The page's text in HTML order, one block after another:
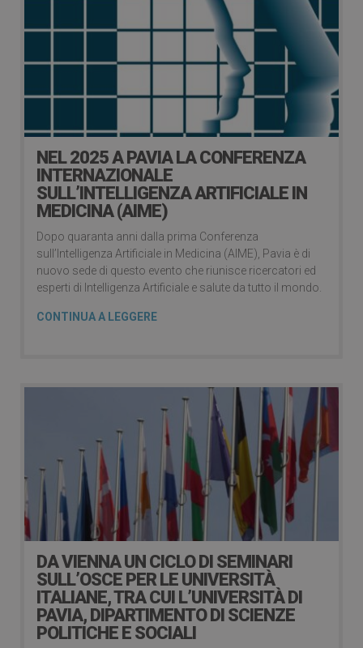
NEL 2025 A PAVIA LA CONFERENZA
INTERNAZIONALE
SULL’INTELLIGENZA ARTIFICIALE IN
MEDICINA (AIME)
Dopo quaranta anni dalla prima Conferenza
sull’Intelligenza Artificiale in Medicina (AIME), Pavia è di
nuovo sede di questo evento che riunisce ricercatori ed
esperti di Intelligenza Artificiale e salute da tutto il mondo.
CONTINUA A LEGGERE
DA VIENNA UN CICLO DI SEMINARI
SULL’OSCE PER LE UNIVERSITÀ
ITALIANE, TRA CUI L’UNIVERSITÀ DI
PAVIA, DIPARTIMENTO DI SCIENZE
POLITICHE E SOCIALI